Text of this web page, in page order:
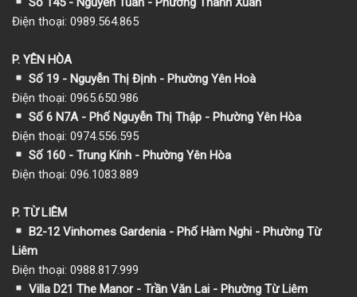
Điện thoại: 0989.564.865
P. YÊN HÒA
Số 19 - Nguyễn Thị Định - Phường Yên Hoà
Điện thoại: 0965.650.986
Số 6 N7A - Phố Nguyễn Thị Thập - Phường Yên Hòa
Điện thoại: 0974.556.595
Số 160 - Trung Kính - Phường Yên Hòa
Điện thoại: 096.1083.889
P. TỪ LIÊM
B2-12 Vinhomes Gardenia - Phố Hàm Nghi - Phường Từ
Liêm
Điện thoại: 0988.817.999
Villa D21 The Manor - Trần Văn Lai - Phường Từ Liêm